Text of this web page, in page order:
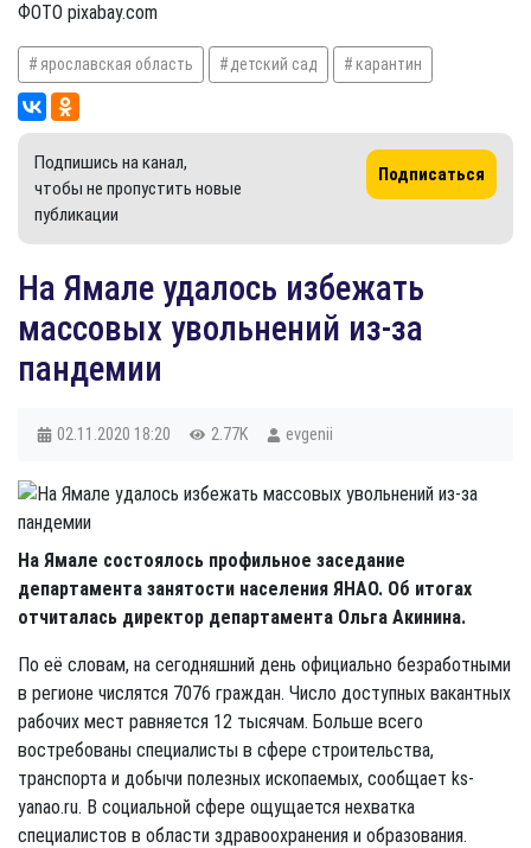
ФОТО pixabay.com
ярославская область детский сад карантин
Подпишись на канал,
чтобы не пропустить новые
публикации
Подписаться
На Ямале удалось избежать
массовых увольнений из-за
пандемии
02.11.2020 18:20 2.77K evgenii
На Ямале состоялось профильное заседание
департамента занятости населения ЯНАО. Об итогах
отчиталась директор департамента Ольга Акинина.
По её словам, на сегодняшний день официально безработными
в регионе числятся 7076 граждан. Число доступных вакантных
рабочих мест равняется 12 тысячам. Больше всего
востребованы специалисты в сфере строительства,
транспорта и добычи полезных ископаемых, сообщает ks-
yanao.ru. В социальной сфере ощущается нехватка
специалистов в области здравоохранения и образования.